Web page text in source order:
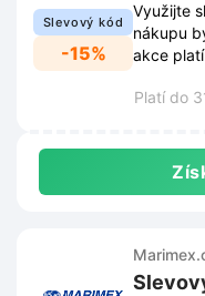
Slevový kód
-15%
Využijte
nákupu
akce
Platí do